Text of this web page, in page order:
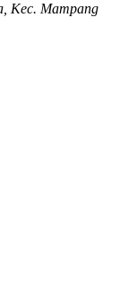
Kec. Mampang